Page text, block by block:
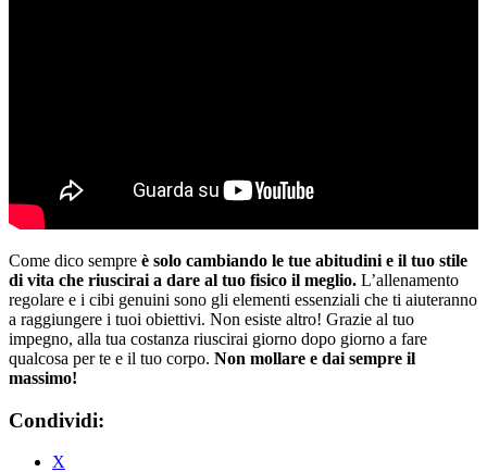
Come dico sempre è solo cambiando le tue abitudini e il tuo stile
di vita che riuscirai a dare al tuo fisico il meglio. L’allenamento
regolare e i cibi genuini sono gli elementi essenziali che ti aiuteranno
a raggiungere i tuoi obiettivi. Non esiste altro! Grazie al tuo
impegno, alla tua costanza riuscirai giorno dopo giorno a fare
qualcosa per te e il tuo corpo. Non mollare e dai sempre il
massimo!
Condividi:
X